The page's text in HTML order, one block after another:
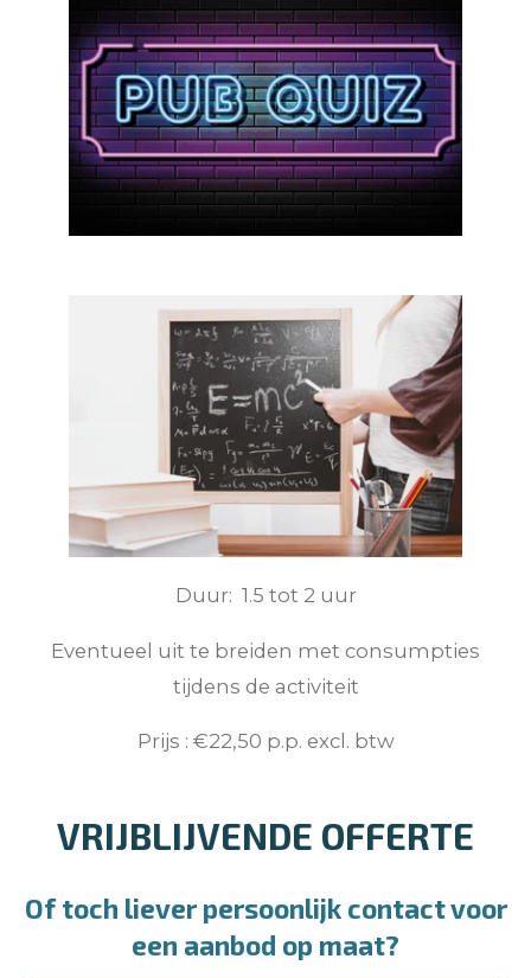
Duur: 1.5 tot 2 uur
Eventueel uit te breiden met consumpties
tijdens de activiteit
Prijs : €22,50 p.p. excl. btw
VRIJBLIJVENDE OFFERTE
Of toch liever persoonlijk contact voor
een aanbod op maat?